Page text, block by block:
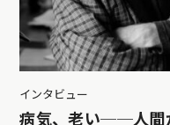
インタビュー
病気、老い──人間